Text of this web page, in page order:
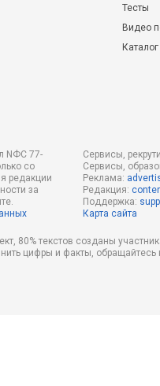
Тесты
Видео
NФС 77-
со
редакции
за
Сервисы,
Сервисы,
Реклама:
Редакция:
Поддержка:
Карта сайта
80% текстов созданы
цифры и факты,